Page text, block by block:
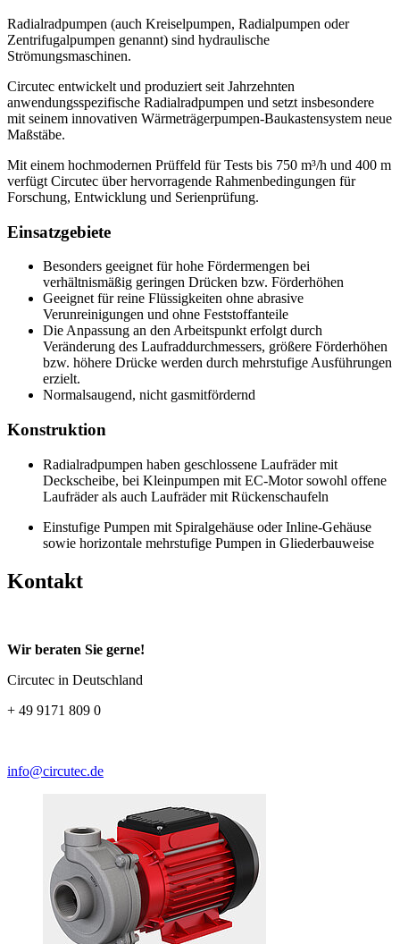
Radialradpumpen (auch Kreiselpumpen, Radialpumpen oder
Zentrifugalpumpen genannt) sind hydraulische
Strömungsmaschinen.
Circutec entwickelt und produziert seit Jahrzehnten
anwendungsspezifische Radialradpumpen und setzt insbesondere
mit seinem innovativen Wärmeträgerpumpen-Baukastensystem neue
Maßstäbe.
Mit einem hochmodernen Prüffeld für Tests bis 750 m³/h und 400 m
verfügt Circutec über hervorragende Rahmenbedingungen für
Forschung, Entwicklung und Serienprüfung.
Einsatzgebiete
Besonders geeignet für hohe Fördermengen bei
verhältnismäßig geringen Drücken bzw. Förderhöhen
Geeignet für reine Flüssigkeiten ohne abrasive
Verunreinigungen und ohne Feststoffanteile
Die Anpassung an den Arbeitspunkt erfolgt durch
Veränderung des Laufraddurchmessers, größere Förderhöhen
bzw. höhere Drücke werden durch mehrstufige Ausführungen
erzielt.
Normalsaugend, nicht gasmitfördernd
Konstruktion
Radialradpumpen haben geschlossene Laufräder mit
Deckscheibe, bei Kleinpumpen mit EC-Motor sowohl offene
Laufräder als auch Laufräder mit Rückenschaufeln
Einstufige Pumpen mit Spiralgehäuse oder Inline-Gehäuse
sowie horizontale mehrstufige Pumpen in Gliederbauweise
Kontakt
Wir beraten Sie gerne!
Circutec in Deutschland
+ 49 9171 809 0
info@circutec.de